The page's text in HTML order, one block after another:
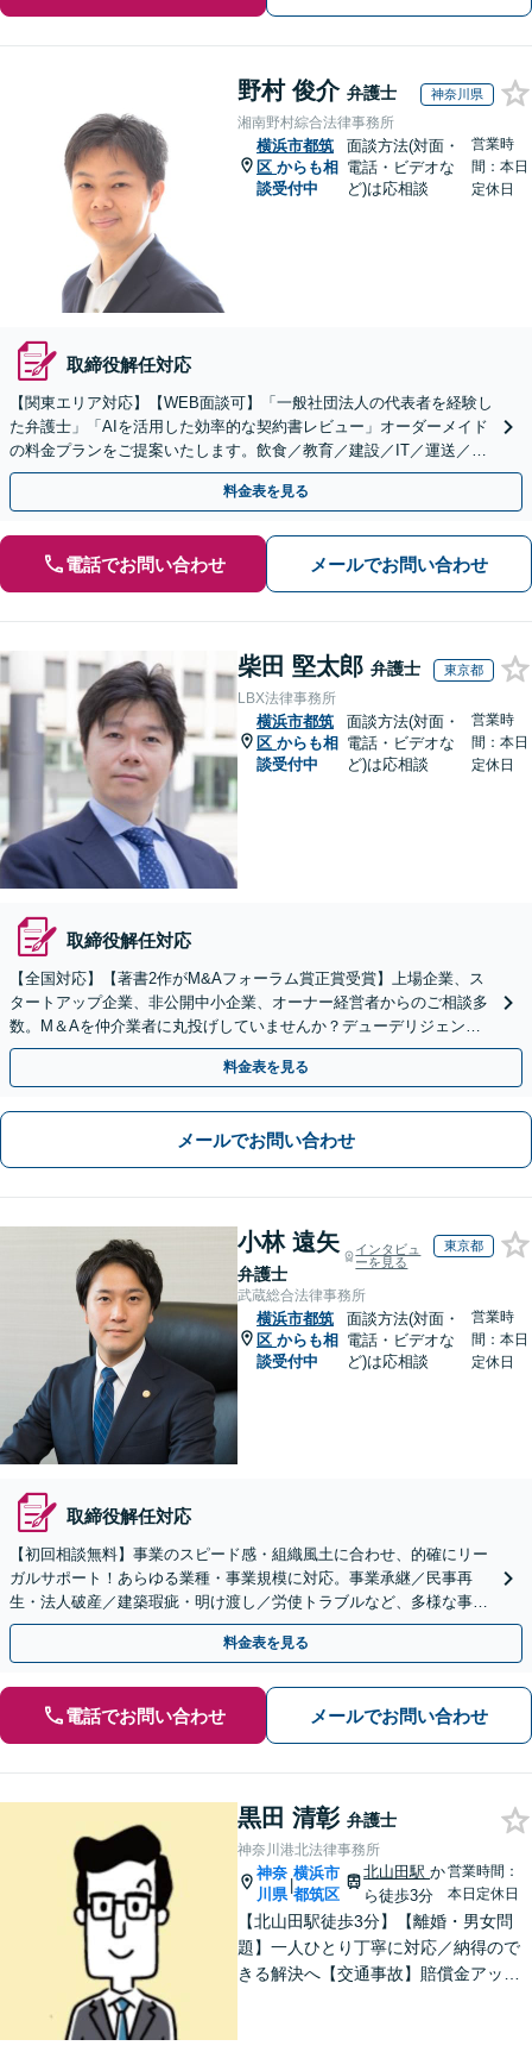
野村 俊介 弁護士 神奈川県
湘南野村綜合法律事務所
横浜市都筑
区 からも相
談受付中
面談方法(対面・
電話・ビデオな
ど)は応相談
営業時
間：本日
定休日
取締役解任対応
【関東エリア対応】【WEB面談可】「一般社団法人の代表者を経験し
た弁護士」「AIを活用した効率的な契約書レビュー」オーダーメイド
の料金プランをご提案いたします。飲食／教育／建設／IT／運送／不
動産／メーカー／社会福祉法人など幅広い業界に対応
料金表を見る
電話でお問い合わせ メールでお問い合わせ
柴田 堅太郎 弁護士 東京都
LBX法律事務所
横浜市都筑
区 からも相
談受付中
面談方法(対面・
電話・ビデオな
ど)は応相談
営業時
間：本日
定休日
取締役解任対応
【全国対応】【著書2作がM&Aフォーラム賞正賞受賞】上場企業、ス
タートアップ企業、非公開中小企業、オーナー経営者からのご相談多
数。M＆Aを仲介業者に丸投げしていませんか？デューデリジェンス
や契約書作成・交渉はお任せください【初回無料】
料金表を見る
メールでお問い合わせ
小林 遠矢
弁護士
インタビュ
ーを見る
東京都
武蔵総合法律事務所
横浜市都筑
区 からも相
談受付中
面談方法(対面・
電話・ビデオな
ど)は応相談
営業時
間：本日
定休日
取締役解任対応
【初回相談無料】事業のスピード感・組織風土に合わせ、的確にリー
ガルサポート！あらゆる業種・事業規模に対応。事業承継／民事再
生・法人破産／建築瑕疵・明け渡し／労使トラブルなど、多様な事案
に精通。顧問契約の実績多数【市ケ谷駅2分】【電話相談可】
料金表を見る
電話でお問い合わせ メールでお問い合わせ
黒田 清彰 弁護士
神奈川港北法律事務所
神奈
川県
|
横浜市
都筑区
北山田駅か
ら徒歩3分
営業時間：
本日定休日
【北山田駅徒歩3分】【離婚・男女問
題】一人ひとり丁寧に対応／納得ので
きる解決へ【交通事故】賠償金アップ